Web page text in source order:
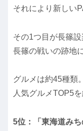
それにより新しい
その1つ目が長篠
長篠の戦いの跡地
グルメは約45種類。
人気グルメTOP5を
5位：「東海道み